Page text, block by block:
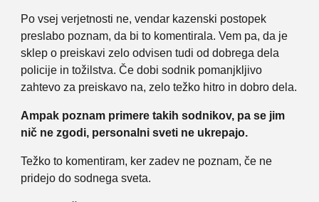
Po vsej verjetnosti ne, vendar kazenski postopek
preslabo poznam, da bi to komentirala. Vem pa, da je
sklep o preiskavi zelo odvisen tudi od dobrega dela
policije in tožilstva. Če dobi sodnik pomanjkljivo
zahtevo za preiskavo na, zelo težko hitro in dobro dela.
Ampak poznam primere takih sodnikov, pa se jim
nič ne zgodi, personalni sveti ne ukrepajo.
Težko to komentiram, ker zadev ne poznam, če ne
pridejo do sodnega sveta.